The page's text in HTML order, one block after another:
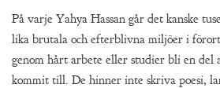
På varje Yahya Hassan går det kanske
lika brutala och efterblivna miljöer i
genom hårt arbete eller studier bli en del
kommit till. De hinner inte skriva poesi,